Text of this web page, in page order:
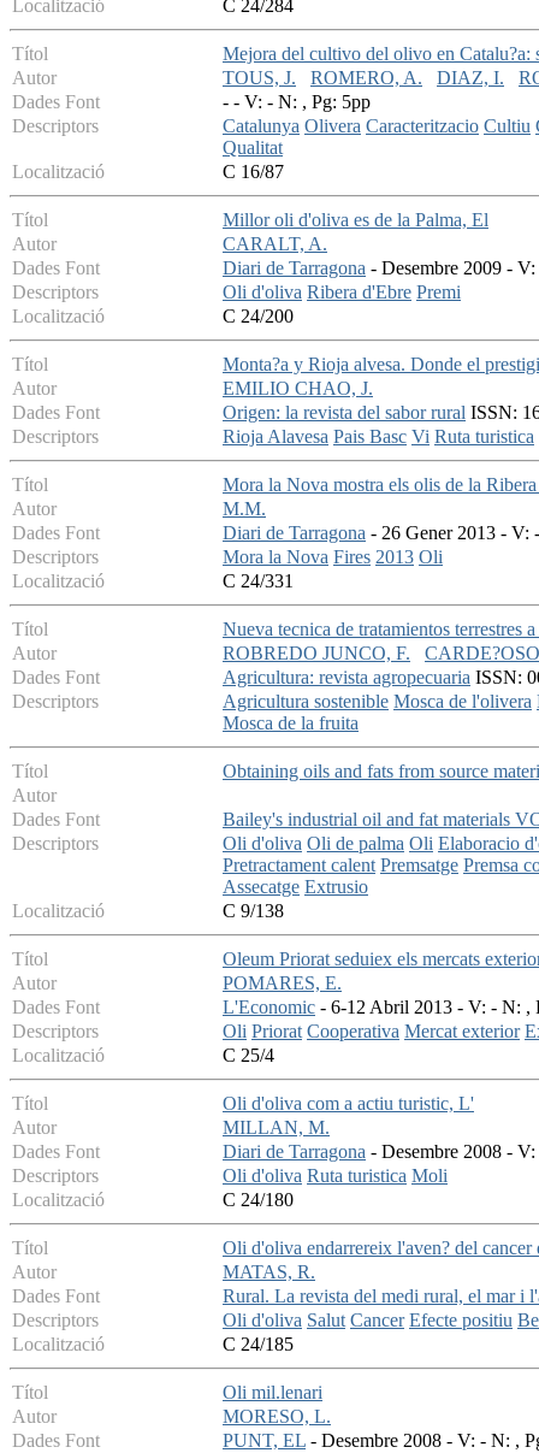
Localització C 24/284
Títol
Mejora del cultivo del olivo en Catalu?a:
Autor
TOUS, J. ROMERO, A. DIAZ, I.
Dades Font
- - V: - N: , Pg: 5pp
Descriptors
Catalunya Olivera Caracteritzacio Cultiu
Qualitat
Localització
C 16/87
Títol
Millor oli d'oliva es de la Palma, El
Autor
CARALT, A.
Dades Font
Diari de Tarragona - Desembre 2009 -
Descriptors
Oli d'oliva Ribera d'Ebre Premi
Localització
C 24/200
Títol
Monta?a y Rioja alvesa. Donde el
Autor
EMILIO CHAO, J.
Dades Font
Origen: la revista del sabor rural ISSN:
Descriptors
Rioja Alavesa Pais Basc Vi Ruta turistica
Títol
Mora la Nova mostra els olis de la
Autor
M.M.
Dades Font
Diari de Tarragona - 26 Gener 2013 - V:
Descriptors
Mora la Nova Fires 2013 Oli
Localització
C 24/331
Títol
Nueva tecnica de tratamientos terrestres
Autor
ROBREDO JUNCO, F.
Dades Font
Agricultura: revista agropecuaria ISSN:
Descriptors
Agricultura sostenible Mosca de l'olivera
Mosca de la fruita
Títol
Obtaining oils and fats from source
Autor
Dades Font
Bailey's industrial oil and fat materials
Descriptors
Oli d'oliva Oli de palma Oli Elaboracio
Pretractament calent Premsatge Premsa
Assecatge Extrusio
Localització
C 9/138
Títol
Oleum Priorat seduiex els mercats
Autor
POMARES, E.
Dades Font
L'Economic - 6-12 Abril 2013 - V: - N: ,
Descriptors
Oli Priorat Cooperativa Mercat exterior
Localització
C 25/4
Títol
Oli d'oliva com a actiu turistic, L'
Autor
MILLAN, M.
Dades Font
Diari de Tarragona - Desembre 2008 -
Descriptors
Oli d'oliva Ruta turistica Moli
Localització
C 24/180
Títol
Oli d'oliva endarrereix l'aven? del cancer
Autor
MATAS, R.
Dades Font
Rural. La revista del medi rural, el mar i
Descriptors
Oli d'oliva Salut Cancer Efecte positiu
Localització
C 24/185
Títol
Oli mil.lenari
Autor
MORESO, L.
Dades Font
PUNT, EL - Desembre 2008 - V: - N: ,